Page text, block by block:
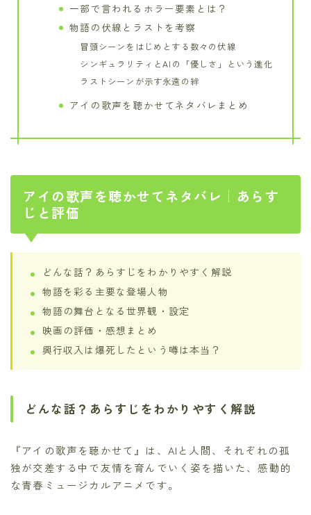
一部で言われるホラー要素とは？
物語の伏線とラストを考察
冒頭シーンをはじめとする数々の伏線
シンギュラリティとAIの「優しさ」という進化
ラストシーンが示す永遠の絆
アイの歌声を聴かせてネタバレまとめ
アイの歌声を聴かせてネタバレ｜あらす
じと評価
どんな話？あらすじをわかりやすく解説
物語を彩る主要な登場人物
物語の舞台となる世界観・設定
映画の評価・感想まとめ
興行収入は爆死したという噂は本当？
どんな話？あらすじをわかりやすく解説
『アイの歌声を聴かせて』は、AIと人間、それぞれの孤
独が交差する中で友情を育んでいく姿を描いた、感動的
な青春ミュージカルアニメです。